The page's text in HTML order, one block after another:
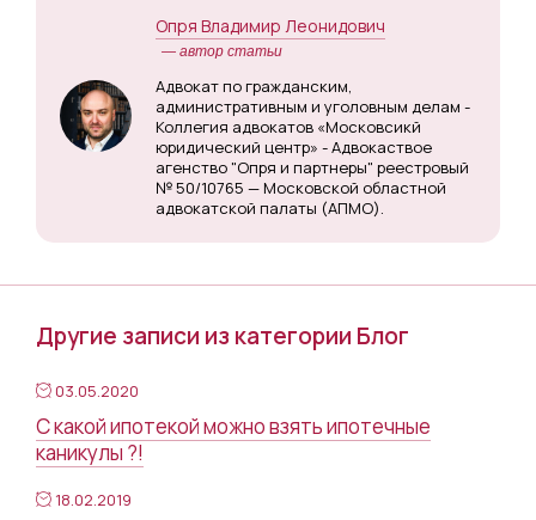
Опря Владимир Леонидович
— автор статьи
Адвокат по гражданским,
административным и уголовным делам -
Коллегия адвокатов «Московсикй
юридический центр» - Адвокаствое
агенство "Опря и партнеры" реестровый
№ 50/10765 — Московской областной
адвокатской палаты (АПМО).
Другие записи из категории Блог
03.05.2020
С какой ипотекой можно взять ипотечные
каникулы ?!
18.02.2019